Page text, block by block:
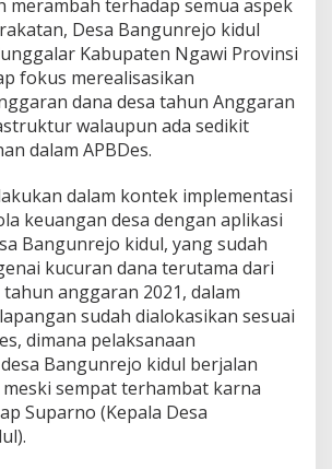
Sebesar
Rp.
257.000.000,-
merambah terhadap semua aspek
Desa Bangunrejo kidul
Kabupaten Ngawi Provinsi
fokus merealisasikan
dana desa tahun Anggaran
walaupun ada sedikit
dalam APBDes.
dalam kontek implementasi
keuangan desa dengan aplikasi
Bangunrejo kidul, yang sudah
kucuran dana terutama dari
tahun anggaran 2021, dalam
sudah dialokasikan sesuai
dimana pelaksanaan
Bangunrejo kidul berjalan
sempat terhambat karna
Suparno (Kepala Desa